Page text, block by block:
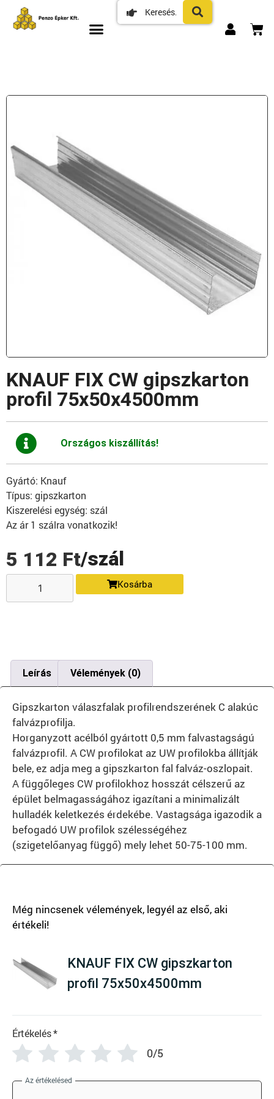
KNAUF FIX CW gipszkarton
profil 75x50x4500mm
Országos kiszállítás!
Gyártó: Knauf
Típus: gipszkarton
Kiszerelési egység: szál
Az ár 1 szálra vonatkozik!
5 112 Ft/szál
Kosárba
Leírás Vélemények (0)
Gipszkarton válaszfalak profilrendszerének C alakúc
falvázprofilja.
Horganyzott acélból gyártott 0,5 mm falvastagságú
falvázprofil. A CW profilokat az UW profilokba állítják
bele, ez adja meg a gipszkarton fal falváz-oszlopait.
A függőleges CW profilokhoz hosszát célszerű az
épület belmagasságához igazítani a minimalizált
hulladék keletkezés érdekébe. Vastagsága igazodik a
befogadó UW profilok szélességéhez
(szigetelőanyag függő) mely lehet 50-75-100 mm.
KNAUF FIX CW gipszkarton
profil 75x50x4500mm
Értékelés*
0/5
Az értékelésed